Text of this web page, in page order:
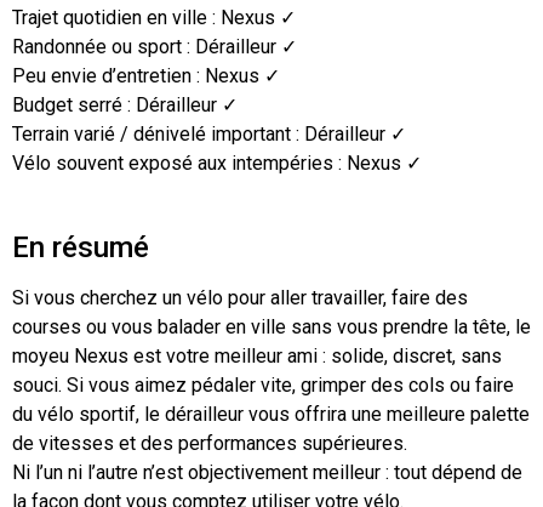
Trajet quotidien en ville : Nexus ✓
Randonnée ou sport : Dérailleur ✓
Peu envie d’entretien : Nexus ✓
Budget serré : Dérailleur ✓
Terrain varié / dénivelé important : Dérailleur ✓
Vélo souvent exposé aux intempéries : Nexus ✓
En résumé
Si vous cherchez un vélo pour aller travailler, faire des
courses ou vous balader en ville sans vous prendre la tête, le
moyeu Nexus est votre meilleur ami : solide, discret, sans
souci. Si vous aimez pédaler vite, grimper des cols ou faire
du vélo sportif, le dérailleur vous offrira une meilleure palette
de vitesses et des performances supérieures.
Ni l’un ni l’autre n’est objectivement meilleur : tout dépend de
la façon dont vous comptez utiliser votre vélo.